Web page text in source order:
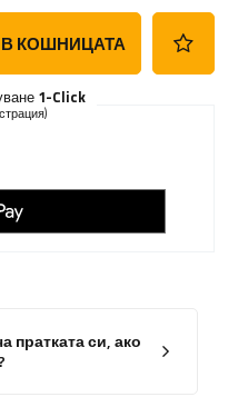
КОШНИЦАТА
1-Click
пратката си, ако